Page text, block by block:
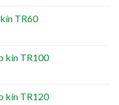
TR60
kín TR100
kín TR120